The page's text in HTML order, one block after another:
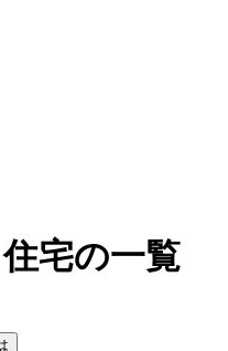
宅の一覧